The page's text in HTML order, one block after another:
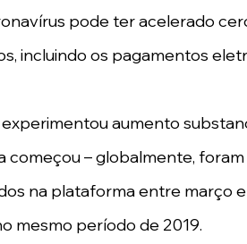
pode ter acelerado
incluindo os pagamentos
experimentou aumento
começou – globalmente,
na plataforma entre março
mesmo período de 2019.